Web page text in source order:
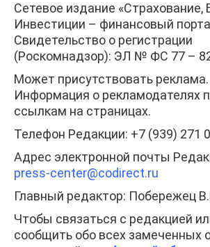
Сетевое издание «Страхование,
Инвестиции – финансовый
Свидетельство о регистрации
(Роскомнадзор): ЭЛ № ФС 77 –
Может присутствовать реклама.
Информация о рекламодателях
ссылкам на страницах.
Телефон Редакции: +7 (939) 271
Адрес электронной почты
press-center@codirect.ru
Главный редактор: Побережец
Чтобы связаться с редакцией
сообщить обо всех замеченных